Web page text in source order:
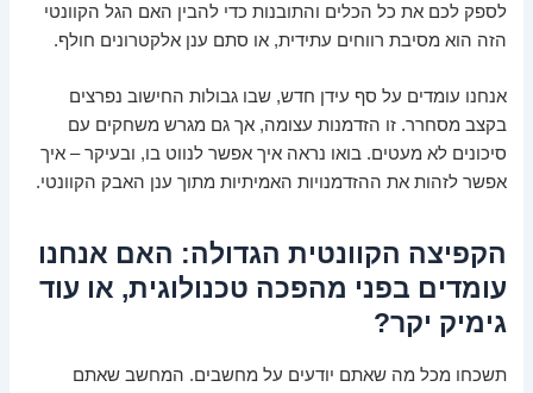
לספק לכם את כל הכלים והתובנות כדי להבין האם הגל הקוונטי
הזה הוא מסיבת רווחים עתידית, או סתם ענן אלקטרונים חולף.
אנחנו עומדים על סף עידן חדש, שבו גבולות החישוב נפרצים
בקצב מסחרר. זו הזדמנות עצומה, אך גם מגרש משחקים עם
סיכונים לא מעטים. בואו נראה איך אפשר לנווט בו, ובעיקר – איך
אפשר לזהות את ההזדמנויות האמיתיות מתוך ענן האבק הקוונטי.
הקפיצה הקוונטית הגדולה: האם אנחנו
עומדים בפני מהפכה טכנולוגית, או עוד
גימיק יקר?
תשכחו מכל מה שאתם יודעים על מחשבים. המחשב שאתם